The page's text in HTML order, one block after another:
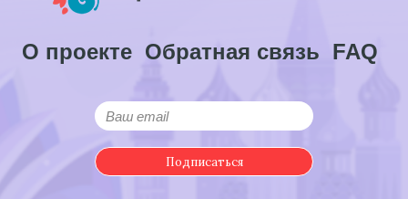
О проекте Обратная связь FAQ
Подписаться